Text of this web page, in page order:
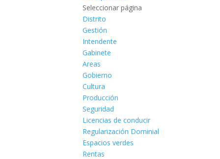
Seleccionar página
Distrito
Gestión
Intendente
Gabinete
Areas
Gobierno
Cultura
Producción
Seguridad
Licencias de conducir
Regularización Dominial
Espacios verdes
Rentas